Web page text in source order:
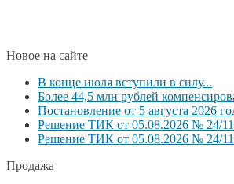
Новое на сайте
В конце июля вступили в силу...
Более 44,5 млн рублей
Постановление от 5 августа 2026
Решение ТИК от 05.08.2026 № 24/
Решение ТИК от 05.08.2026 № 24/
Продажа